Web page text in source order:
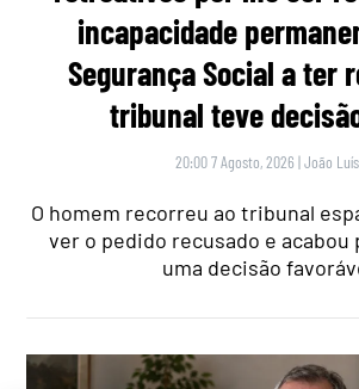
incapacidade
Segurança Social a ter
tribunal teve
20:00 7 Agosto, 2026 |João Luís
O homem recorreu ao tribunal
ver o pedido recusado e
uma decisão